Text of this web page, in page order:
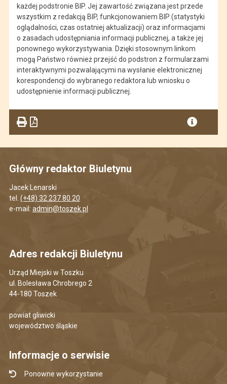
każdej podstronie BIP. Jej zawartość związana jest przede
wszystkim z redakcją BIP, funkcjonowaniem BIP (statystyki
oglądalności, czas ostatniej aktualizacji) oraz informacjami
o zasadach udostępniania informacji publicznej, a także jej
ponownego wykorzystywania. Dzięki stosownym linkom
mogą Państwo również przejść do podstron z formularzami
interaktywnymi pozwalającymi na wysłanie elektronicznej
korespondencji do wybranego redaktora lub wniosku o
udostępnienie informacji publicznej.
Główny redaktor Biuletynu
Jacek Lenarski
tel. (+48) 32 237 80 20
e-mail: admin@toszek.pl
Adres redakcji Biuletynu
Urząd Miejski w Toszku
ul. Bolesława Chrobrego 2
44-180 Toszek
powiat gliwicki
województwo śląskie
Informacje o serwisie
Ponowne wykorzystanie